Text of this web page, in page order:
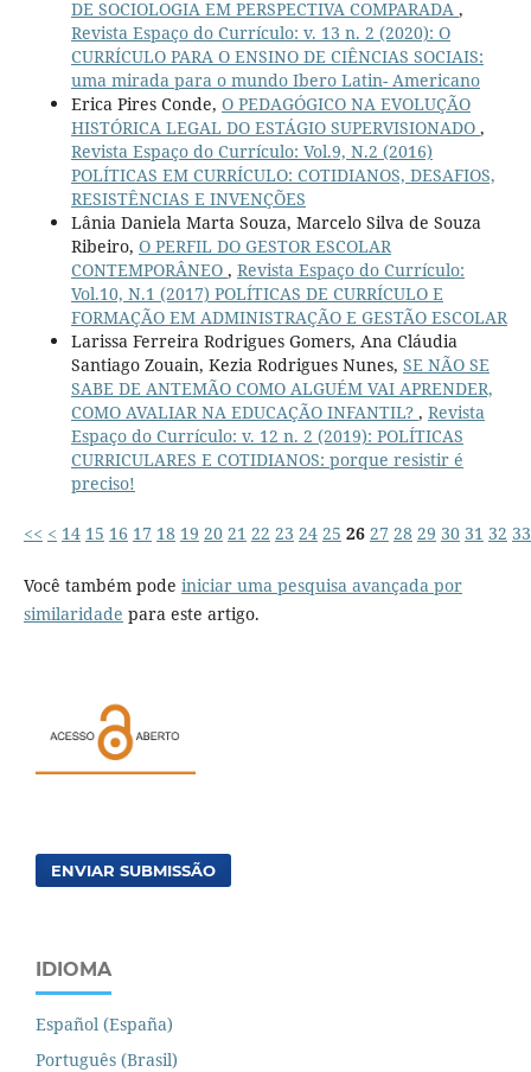
DE SOCIOLOGIA EM PERSPECTIVA COMPARADA ,
Revista Espaço do Currículo: v. 13 n. 2 (2020): O
CURRÍCULO PARA O ENSINO DE CIÊNCIAS SOCIAIS:
uma mirada para o mundo Ibero Latin- Americano
Erica Pires Conde, O PEDAGÓGICO NA EVOLUÇÃO
HISTÓRICA LEGAL DO ESTÁGIO SUPERVISIONADO ,
Revista Espaço do Currículo: Vol.9, N.2 (2016)
POLÍTICAS EM CURRÍCULO: COTIDIANOS, DESAFIOS,
RESISTÊNCIAS E INVENÇÕES
Lânia Daniela Marta Souza, Marcelo Silva de Souza
Ribeiro, O PERFIL DO GESTOR ESCOLAR
CONTEMPORÂNEO , Revista Espaço do Currículo:
Vol.10, N.1 (2017) POLÍTICAS DE CURRÍCULO E
FORMAÇÃO EM ADMINISTRAÇÃO E GESTÃO ESCOLAR
Larissa Ferreira Rodrigues Gomers, Ana Cláudia
Santiago Zouain, Kezia Rodrigues Nunes, SE NÃO SE
SABE DE ANTEMÃO COMO ALGUÉM VAI APRENDER,
COMO AVALIAR NA EDUCAÇÃO INFANTIL? , Revista
Espaço do Currículo: v. 12 n. 2 (2019): POLÍTICAS
CURRICULARES E COTIDIANOS: porque resistir é
preciso!
<< < 14 15 16 17 18 19 20 21 22 23 24 25 26 27 28 29 30 31 32 33
Você também pode iniciar uma pesquisa avançada por
similaridade para este artigo.
ENVIAR SUBMISSÃO
IDIOMA
Español (España)
Português (Brasil)